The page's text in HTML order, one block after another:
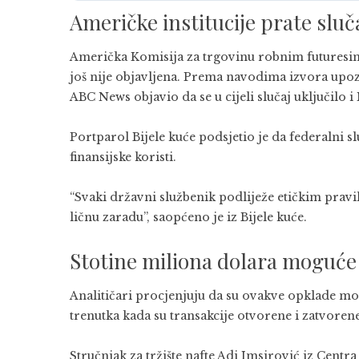
Američke institucije prate
Američka Komisija za trgovinu robnim
još nije objavljena. Prema navodima izvora
ABC News objavio da se u cijeli slučaj uključilo
Portparol Bijele kuće podsjetio je da federalni
finansijske koristi.
“Svaki državni službenik podliježe etičkim
ličnu zaradu”, saopćeno je iz Bijele kuće.
Stotine miliona dolara
Analitičari procjenjuju da su ovakve opklade
trenutka kada su transakcije otvorene i
Stručnjak za tržište nafte Adi Imsirović iz Centra